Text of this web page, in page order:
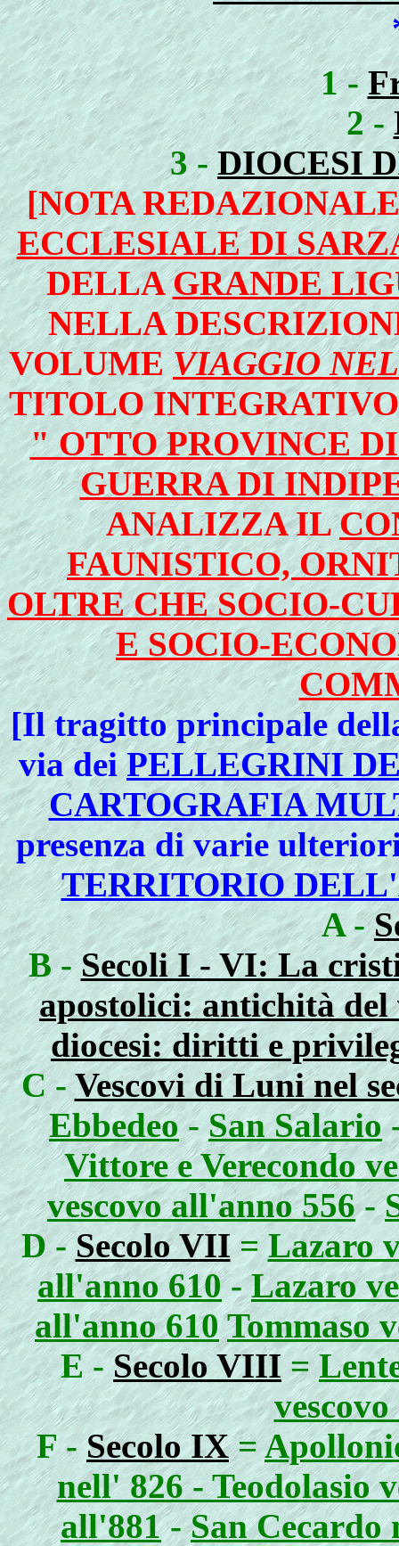
1 -
2 -
3 -DIOCESI
[NOTA
ECCLESIALE DI
DELLAGRANDE
NELLA
VOLUMEVIAGGIO
TITOLO
" OTTO PROVINCE
GUERRA DI
ANALIZZA IL
FAUNISTICO,
OLTRE CHE SOCIO-
E SOCIO-
[Il tragitto principale
via deiPELLEGRINI
CARTOGRAFIA
presenza di varie
TERRITORIO
A -
B -Secoli I - VI: La
apostolici: antichità del
diocesi: diritti e
C -Vescovi di Luni nel
Ebbedeo-San Salario
Vittore e Verecondo
vescovo all'anno 556-
D -Secolo VII=Lazaro
all'anno 610-Lazaro
all'anno 610 Tommaso
E -Secolo VIII=
F -Secolo IX=
nell' 826 - Teodolasio
all'881-San Cecardo